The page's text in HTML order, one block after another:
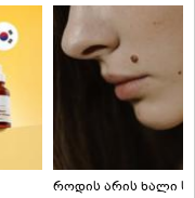
როდის არის ხალი